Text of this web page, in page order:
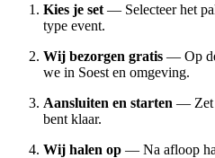
Kies je set — Selecteer het
type event.
Wij bezorgen gratis — Op
we in Soest en omgeving.
Aansluiten en starten — Zet
bent klaar.
Wij halen op — Na afloop